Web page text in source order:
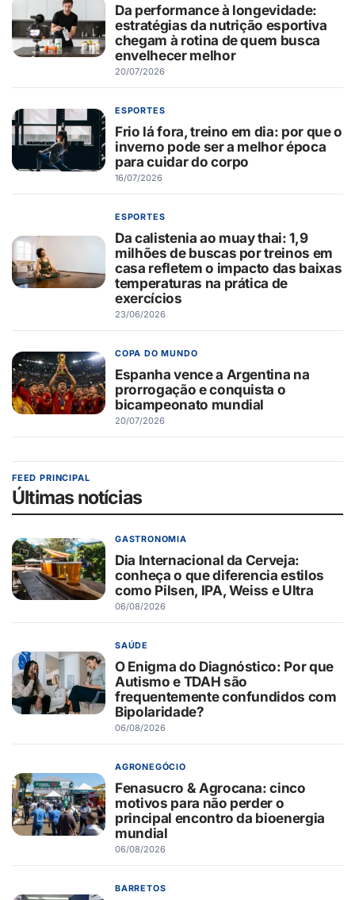
Da performance à longevidade:
estratégias da nutrição esportiva
chegam à rotina de quem busca
envelhecer melhor
20/07/2026
ESPORTES
Frio lá fora, treino em dia: por que o
inverno pode ser a melhor época
para cuidar do corpo
16/07/2026
ESPORTES
Da calistenia ao muay thai: 1,9
milhões de buscas por treinos em
casa refletem o impacto das baixas
temperaturas na prática de
exercícios
23/06/2026
COPA DO MUNDO
Espanha vence a Argentina na
prorrogação e conquista o
bicampeonato mundial
20/07/2026
FEED PRINCIPAL
Últimas notícias
GASTRONOMIA
Dia Internacional da Cerveja:
conheça o que diferencia estilos
como Pilsen, IPA, Weiss e Ultra
06/08/2026
SAÚDE
O Enigma do Diagnóstico: Por que
Autismo e TDAH são
frequentemente confundidos com
Bipolaridade?
06/08/2026
AGRONEGÓCIO
Fenasucro & Agrocana: cinco
motivos para não perder o
principal encontro da bioenergia
mundial
06/08/2026
BARRETOS